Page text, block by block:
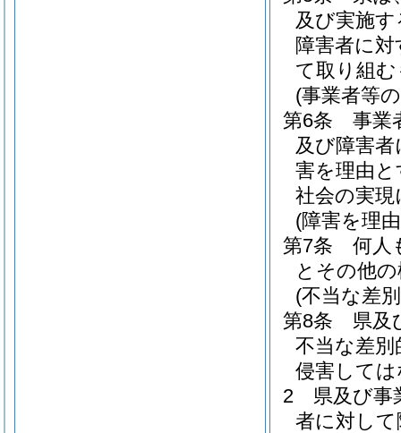
及び実施
障害者に
て取り組
(事業者等
第6条
事業
及び障害
害を理由
社会の実
(障害を理
第7条
何人
とその他
(不当な差
第8条
県及
不当な差
侵害して
2
県及び事
者に対し